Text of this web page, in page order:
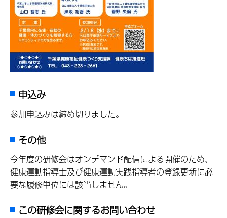
申込み
参加申込みは締め切りました。
その他
今年度の研修会はオンデマンド配信による開催のため、
健康運動指導士及び健康運動実践指導者の登録更新に必
要な履修単位には該当しません。
この研修会に関するお問い合わせ